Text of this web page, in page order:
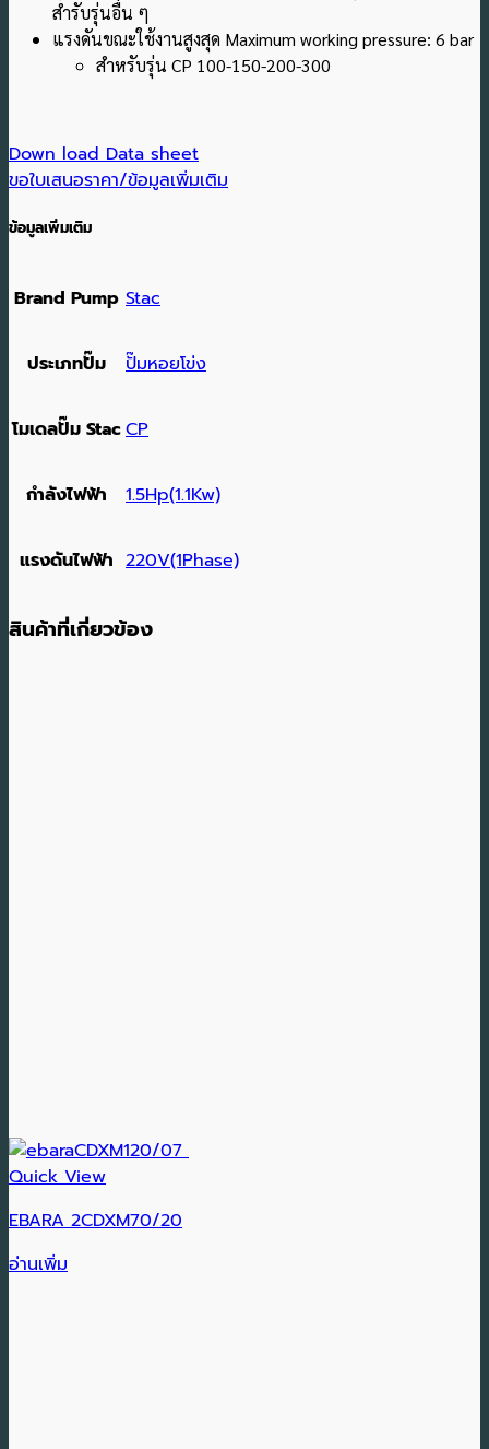
สํารับรุ่นอื่น ๆ
แรงดันขณะใช้งานสูงสุด Maximum working pressure: 6 bar
สําหรับรุ่น CP 100-150-200-300
Down load Data sheet
ขอใบเสนอราคา/ข้อมูลเพิ่มเติม
ข้อมูลเพิ่มเติม
Brand Pump Stac
ประเภทปั๊ม ปั๊มหอยโข่ง
โมเดลปั๊ม StacCP
กำลังไฟฟ้า 1.5Hp(1.1Kw)
แรงดันไฟฟ้า 220V(1Phase)
สินค้าที่เกี่ยวข้อง
Quick View
EBARA 2CDXM70/20
อ่านเพิ่ม